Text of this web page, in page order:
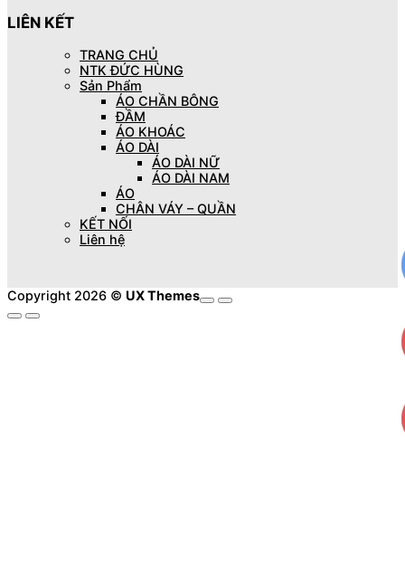
LIÊN KẾT
TRANG CHỦ
NTK ĐỨC HÙNG
Sản Phẩm
ÁO CHẦN BÔNG
ĐẦM
ÁO KHOÁC
ÁO DÀI
ÁO DÀI NỮ
ÁO DÀI NAM
ÁO
CHÂN VÁY – QUẦN
KẾT NỐI
Liên hệ
Copyright 2026 © UX Themes